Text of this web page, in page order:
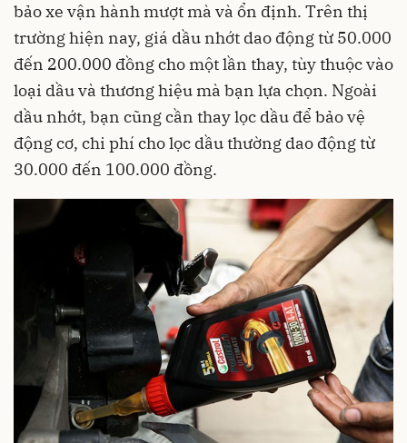
bảo xe vận hành mượt mà và ổn định. Trên thị
trường hiện nay, giá dầu nhớt dao động từ 50.000
đến 200.000 đồng cho một lần thay, tùy thuộc vào
loại dầu và thương hiệu mà bạn lựa chọn. Ngoài
dầu nhớt, bạn cũng cần thay lọc dầu để bảo vệ
động cơ, chi phí cho lọc dầu thường dao động từ
30.000 đến 100.000 đồng.